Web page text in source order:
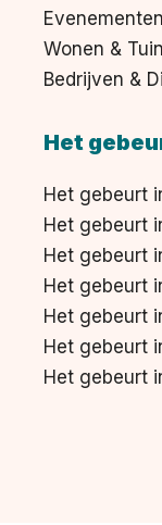
Evenementen
Wonen & Tuin
Bedrijven &
Het
Het gebeurt
Het gebeurt
Het gebeurt
Het gebeurt
Het gebeurt
Het gebeurt
Het gebeurt